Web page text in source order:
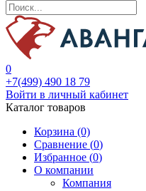
0
+7(499) 490 18 79
Войти в личный кабинет
Каталог товаров
Корзина (0)
Сравнение (0)
Избранное (0)
О компании
Компания